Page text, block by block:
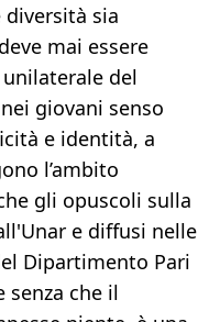
diversità sia
mai essere
del
giovani senso
e identità, a
l’ambito
gli opuscoli sulla
e diffusi nelle
Dipartimento Pari
senza che il